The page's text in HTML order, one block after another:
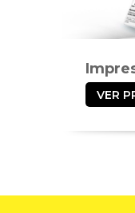
VER